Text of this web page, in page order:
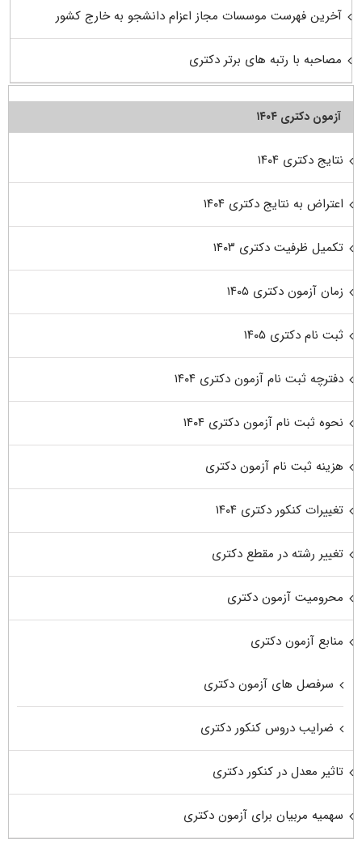
آخرین فهرست موسسات مجاز اعزام دانشجو به خارج کشور
مصاحبه با رتبه های برتر دکتری
آزمون دکتری ۱۴۰۴
نتایج دکتری ۱۴۰۴
اعتراض به نتایج دکتری ۱۴۰۴
تکمیل ظرفیت دکتری ۱۴۰۳
زمان آزمون دکتری ۱۴۰۵
ثبت نام دکتری ۱۴۰۵
دفترچه ثبت نام آزمون دکتری ۱۴۰۴
نحوه ثبت نام آزمون دکتری ۱۴۰۴
هزینه ثبت نام آزمون دکتری
تغییرات کنکور دکتری ۱۴۰۴
تغییر رشته در مقطع دکتری
محرومیت آزمون دکتری
منابع آزمون دکتری
سرفصل های آزمون دکتری
ضرایب دروس کنکور دکتری
تاثیر معدل در کنکور دکتری
سهمیه مربیان برای آزمون دکتری